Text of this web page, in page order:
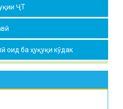
ҶТ
оид ба ҳуқуқи кӯдак